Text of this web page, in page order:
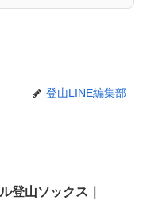
登山LINE編集部
登山ソックス｜